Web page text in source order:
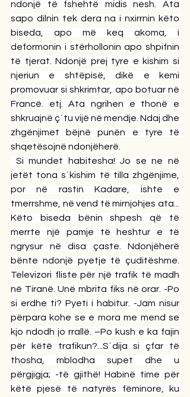
ndonjë të fshehtë midis nesh. Ata
sapo dilnin tek dera na i nxirrnin këto
biseda, apo më keq akoma, i
deformonin i stërhollonin apo shpifnin
të tjerat. Ndonjë prej tyre e kishim si
njeriun e shtëpisë, dikë e kemi
promovuar si shkrimtar, apo botuar në
Francë. etj. Ata ngrihen e thonë e
shkruajnë ç´tu vijë në mendje. Ndaj dhe
zhgënjimet bëjnë punën e tyre të
shqetësojnë ndonjëherë.
Si mundet habitesha! Jo se ne në
jetët tona s´kishim të tilla zhgënjime,
por në rastin Kadare, ishte e
tmerrshme, në vend të mirnjohjes ata...
Këto biseda bënin shpesh që të
merrte një pamje të heshtur e të
ngrysur në disa çaste. Ndonjëherë
bënte ndonjë pyetje të çuditëshme.
Televizori fliste për një trafik të madh
në Tiranë. Unë mbrita fiks në orar. -Po
si erdhe ti? Pyeti i habitur. -Jam nisur
përpara kohe se e mora me mend se
kjo ndodh jo rrallë. –Po kush e ka fajin
për këtë trafikun?...S´dija si çfar të
thosha, mblodha supet dhe u
përgjigja; -të gjithë! Habinë time për
këtë pjesë të natyrës fëminore, ku